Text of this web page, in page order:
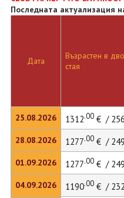
Последната актуализация
Дата
25.08.2026
28.08.2026
01.09.2026
04.09.2026
Възрастен в
стая
1312.00€ /
1277.00€ /
1277.00€ /
1190.00€ /